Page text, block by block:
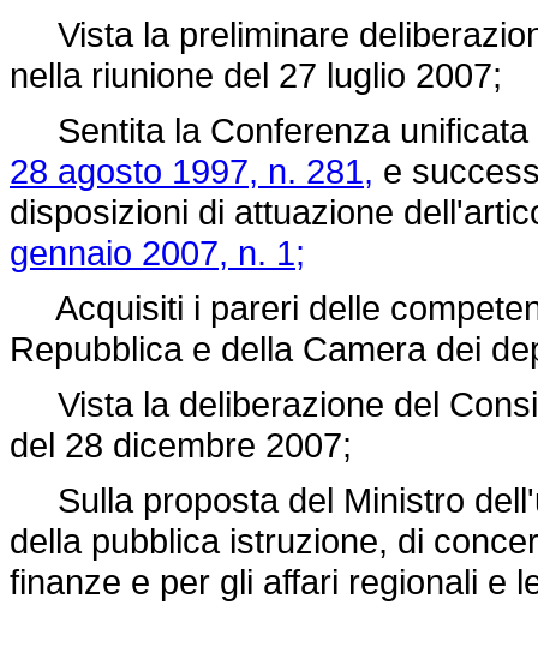
Vista la preliminare
nella riunione del 27 luglio 2007;
Sentita la Conferenza unificata
28 agosto 1997, n. 281, e
disposizioni di attuazione
gennaio 2007, n. 1;
Acquisiti i pareri delle
Repubblica e della Camera dei
Vista la deliberazione del
del 28 dicembre 2007;
Sulla proposta del Ministro
della pubblica istruzione, di
finanze e per gli affari regionali e